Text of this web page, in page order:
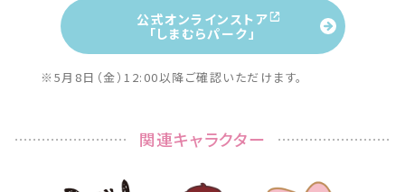
公式オンラインストア
「しまむらパーク」
※5月8日（金）12:00以降ご確認いただけます。
関連キャラクター